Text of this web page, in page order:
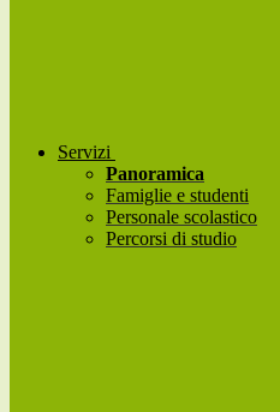
Servizi
Panoramica
Famiglie e studenti
Personale scolastico
Percorsi di studio